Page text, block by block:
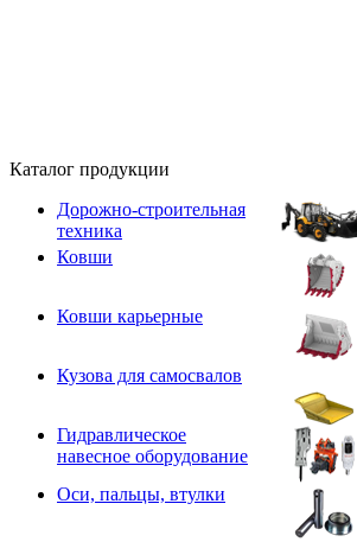
Каталог продукции
Дорожно-строительная
техника
Ковши
Ковши карьерные
Кузова для самосвалов
Гидравлическое
навесное оборудование
Оси, пальцы, втулки